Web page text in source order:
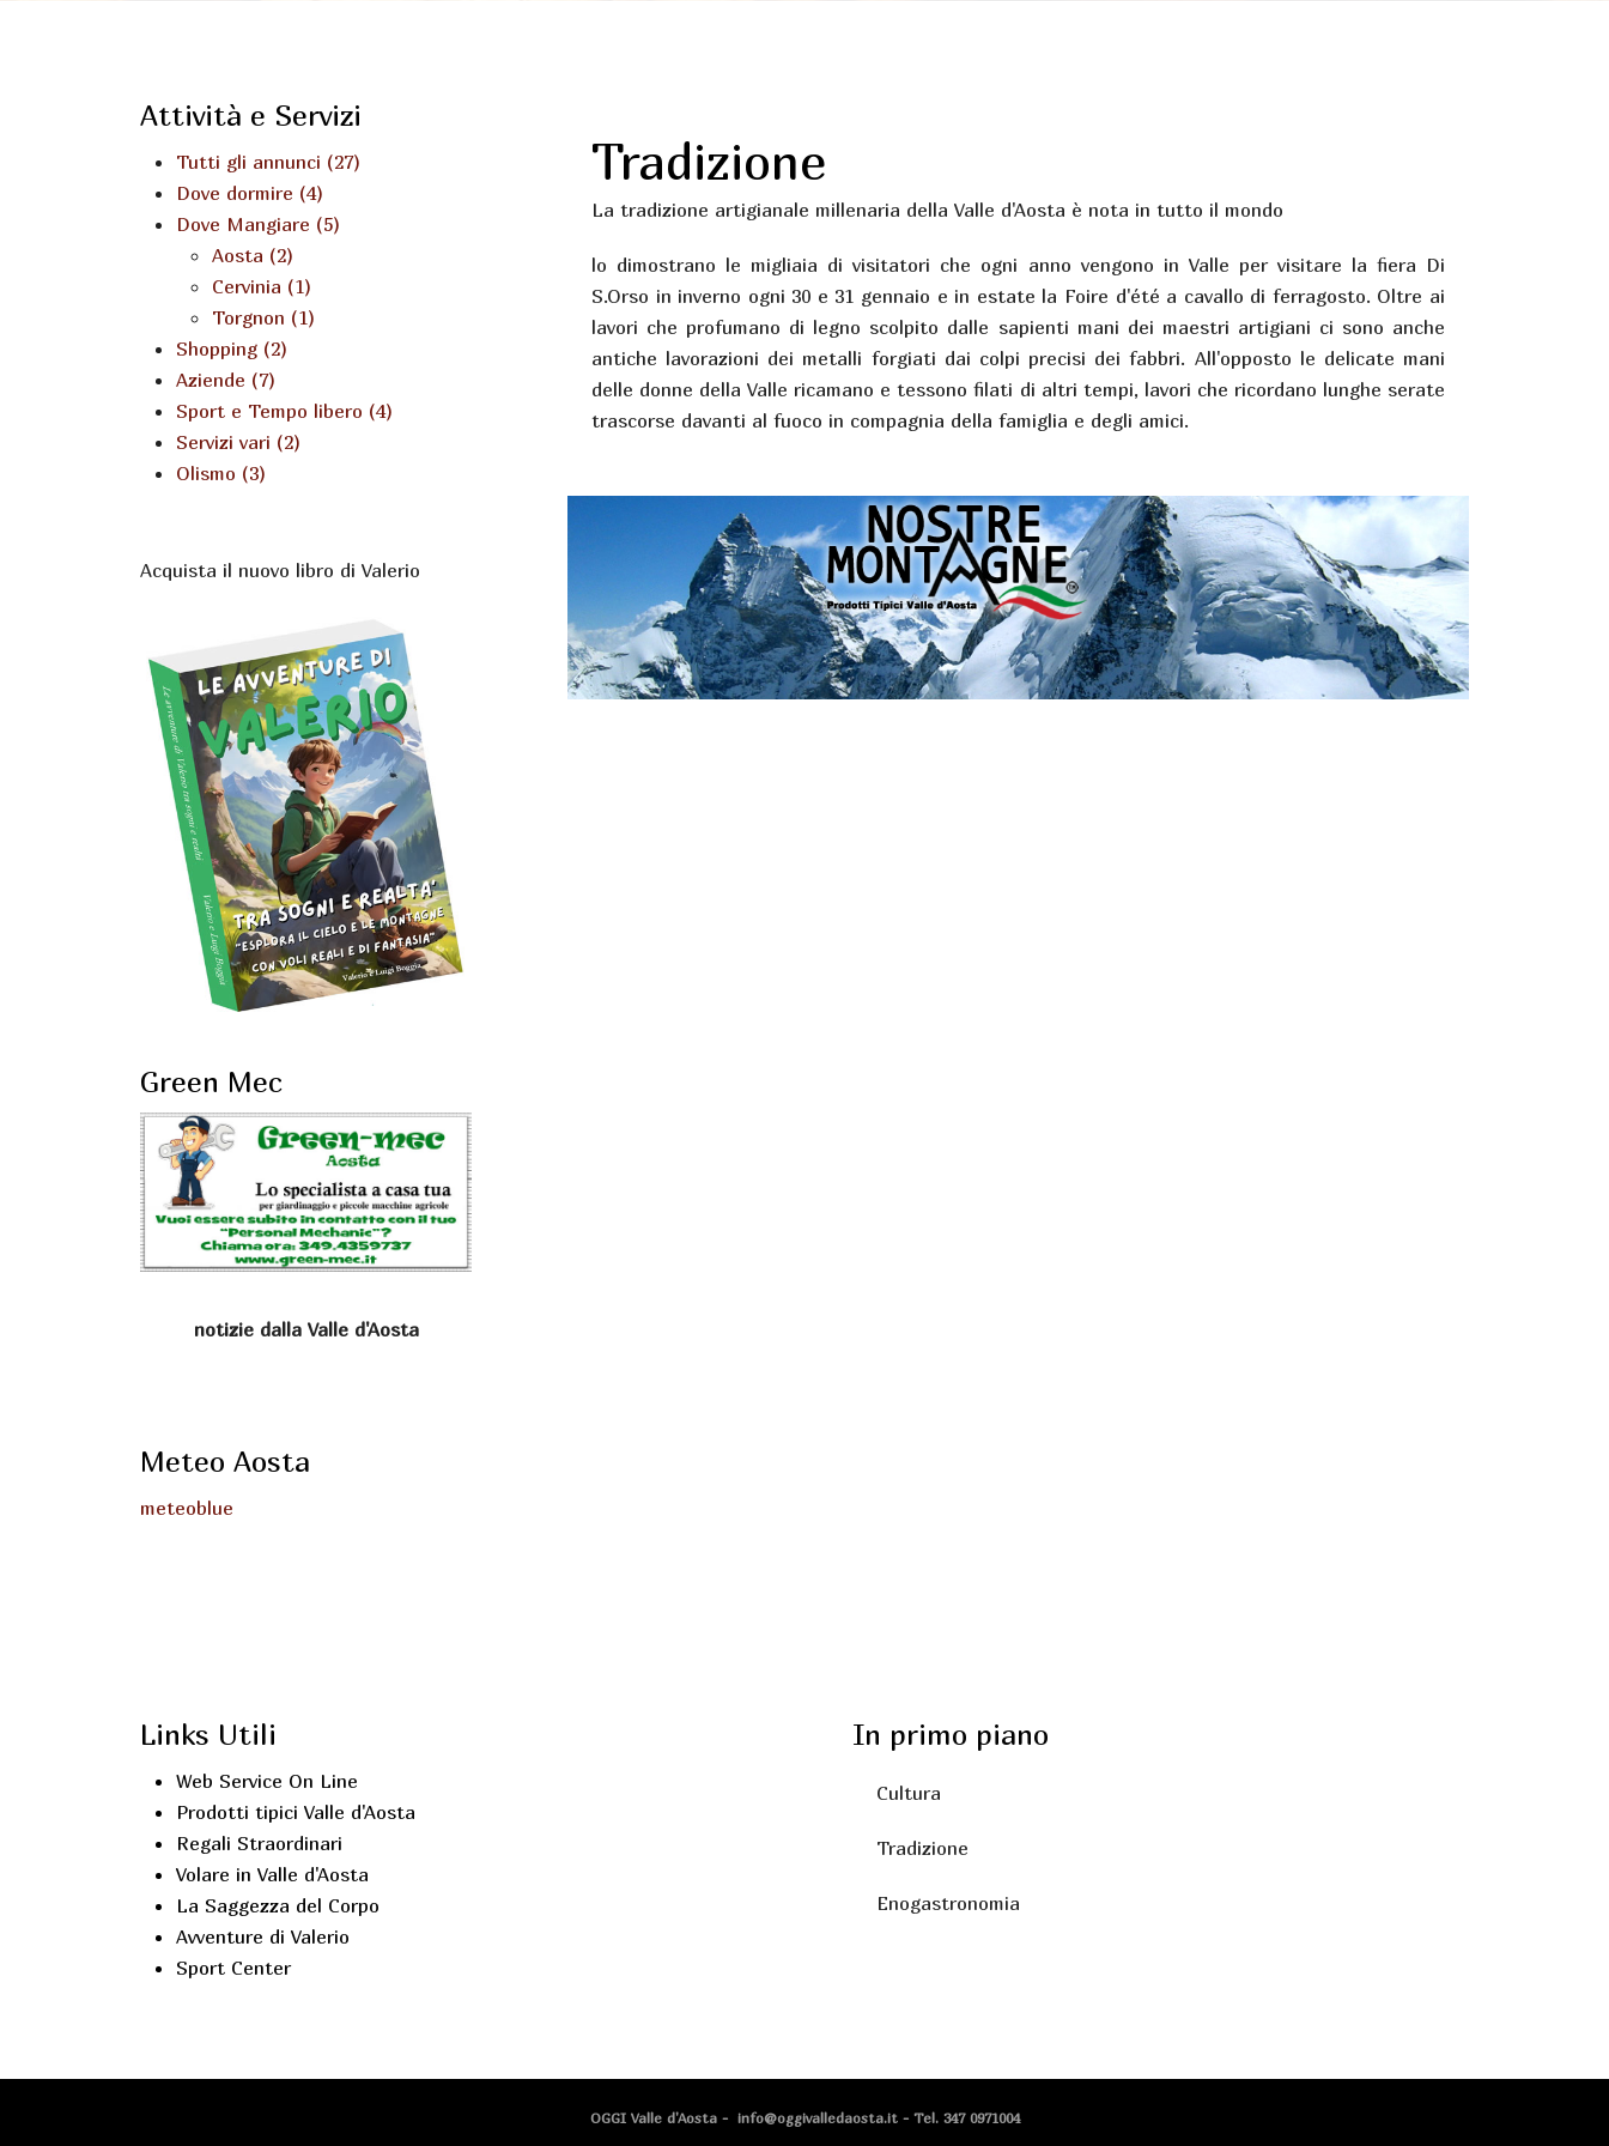
Tradizione
La tradizione artigianale millenaria della Valle d'Aosta è nota in tutto il mondo
lo dimostrano le migliaia di visitatori che ogni anno vengono in Valle per visitare la fiera Di
S.Orso in inverno ogni 30 e 31 gennaio e in estate la Foire d'été a cavallo di ferragosto. Oltre ai
lavori che profumano di legno scolpito dalle sapienti mani dei maestri artigiani ci sono anche
antiche lavorazioni dei metalli forgiati dai colpi precisi dei fabbri. All'opposto le delicate mani
delle donne della Valle ricamano e tessono filati di altri tempi, lavori che ricordano lunghe serate
trascorse davanti al fuoco in compagnia della famiglia e degli amici.
Attività e Servizi
Tutti gli annunci (27)
Dove dormire (4)
Dove Mangiare (5)
Aosta (2)
Cervinia (1)
Torgnon (1)
Shopping (2)
Aziende (7)
Sport e Tempo libero (4)
Servizi vari (2)
Olismo (3)
Acquista il nuovo libro di Valerio
Green Mec
notizie dalla Valle d'Aosta
Meteo Aosta
meteoblue
Links Utili
Web Service On Line
Prodotti tipici Valle d'Aosta
Regali Straordinari
Volare in Valle d'Aosta
La Saggezza del Corpo
Avventure di Valerio
Sport Center
In primo piano
Cultura
Tradizione
Enogastronomia
OGGI Valle d'Aosta - info@oggivalledaosta.it - Tel. 347 0971004